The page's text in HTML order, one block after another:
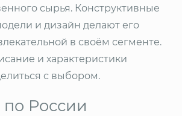
сырья. Конструктивные
и дизайн делают его
в своём сегменте.
и характеристики
с выбором.
по России